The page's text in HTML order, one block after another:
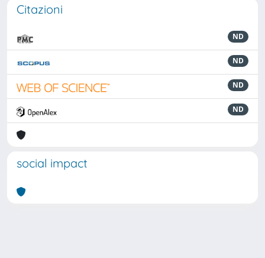
Citazioni
ND
ND
ND
ND
social impact